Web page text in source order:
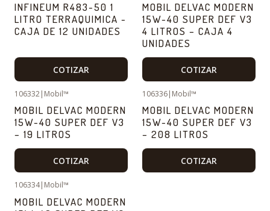
INFINEUM R483-50 1
LITRO TERRAQUIMICA -
CAJA DE 12 UNIDADES
COTIZAR
MOBIL DELVAC MODERN
15W-40 SUPER DEF V3
4 LITROS – CAJA 4
UNIDADES
COTIZAR
106332| Mobil™
MOBIL DELVAC MODERN
15W-40 SUPER DEF V3
– 19 LITROS
COTIZAR
106336| Mobil™
MOBIL DELVAC MODERN
15W-40 SUPER DEF V3
– 208 LITROS
COTIZAR
106334| Mobil™
MOBIL DELVAC MODERN